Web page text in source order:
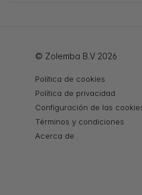
© Zolemba B.V 2026
Política de cookies
Política de privacidad
Configuración de las
Términos y condiciones
Acerca de